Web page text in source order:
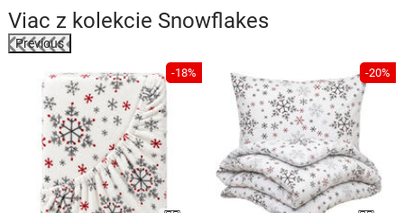
Viac z kolekcie Snowflakes
Previous
-18% -20%